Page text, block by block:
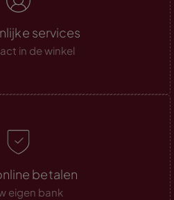
services
in de winkel
betalen
eigen bank